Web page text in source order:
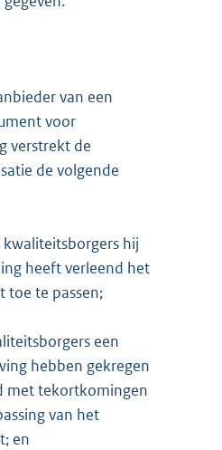
van een
voor
verstrekt de
de volgende
hij
heeft verleend het
toe te passen;
een
hebben gekregen
met tekortkomingen
van het
en